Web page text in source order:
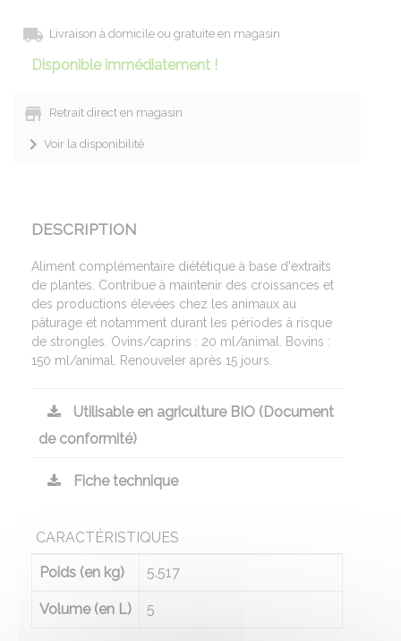
Livraison à domicile ou gratuite en magasin
Disponible immédiatement !
Retrait direct en magasin
Voir la disponibilité
DESCRIPTION
Aliment complémentaire diététique à base d'extraits
de plantes. Contribue à maintenir des croissances et
des productions élevées chez les animaux au
pâturage et notamment durant les périodes à risque
de strongles. Ovins/caprins : 20 ml/animal. Bovins :
150 ml/animal. Renouveler après 15 jours.
Utilisable en agriculture BIO (Document
de conformité)
Fiche technique
CARACTÉRISTIQUES
Poids (en kg) 5.517
Volume (en L) 5